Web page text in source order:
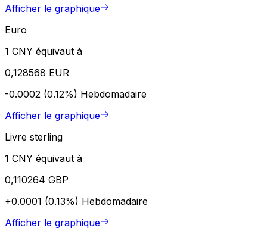
Afficher le graphique
Euro
1 CNY équivaut à
0,128568 EUR
-0.0002 (0.12%) Hebdomadaire
Afficher le graphique
Livre sterling
1 CNY équivaut à
0,110264 GBP
+0.0001 (0.13%) Hebdomadaire
Afficher le graphique